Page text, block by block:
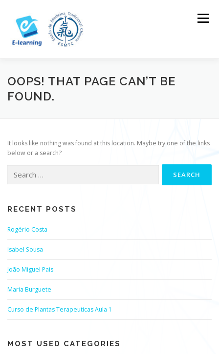
content
Menu
OOPS! THAT PAGE CAN’T BE
FOUND.
It looks like nothing was found at this location. Maybe try one of the links
below or a search?
for:
RECENT POSTS
Rogério Costa
Isabel Sousa
João Miguel Pais
Maria Burguete
Curso de Plantas Terapeuticas Aula 1
MOST USED CATEGORIES